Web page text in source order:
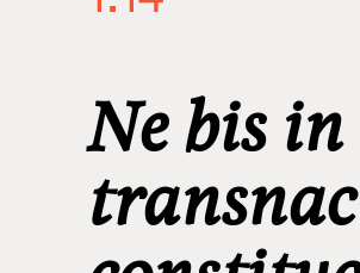
Ne bis